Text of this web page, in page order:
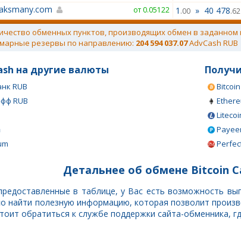
от 0.05122 1 .00 » 40 478.62
обменных пунктов, производящих обмен в заданном
резервы по направлению: 204 594 037.07AdvCash RUB
на другие валюты
RUB
RUB
Детальнее об обмене Bitcoin
в таблице, у Вас есть возможность
найти полезную информацию, которая позволит
обратиться к службе поддержки сайта-обменника,